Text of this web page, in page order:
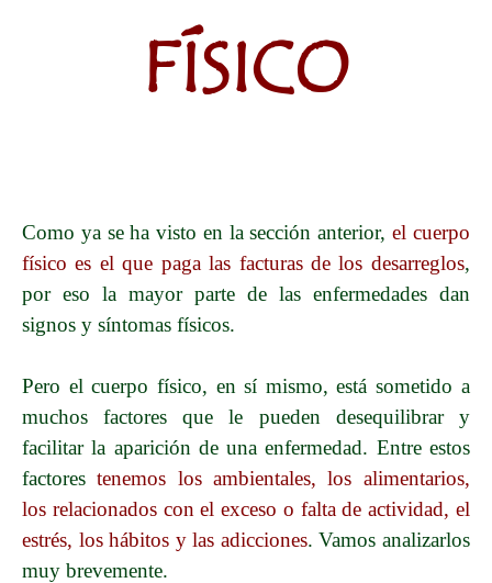
FÍSICO
Como ya se ha visto en la sección anterior, el cuerpo
físico es el que paga las facturas de los desarreglos,
por eso la mayor parte de las enfermedades dan
signos y síntomas físicos.
Pero el cuerpo físico, en sí mismo, está sometido a
muchos factores que le pueden desequilibrar y
facilitar la aparición de una enfermedad. Entre estos
factorestenemos los ambientales, los alimentarios,
los relacionados con el exceso o falta de actividad, el
estrés, los hábitos y las adicciones. Vamos analizarlos
muy brevemente.